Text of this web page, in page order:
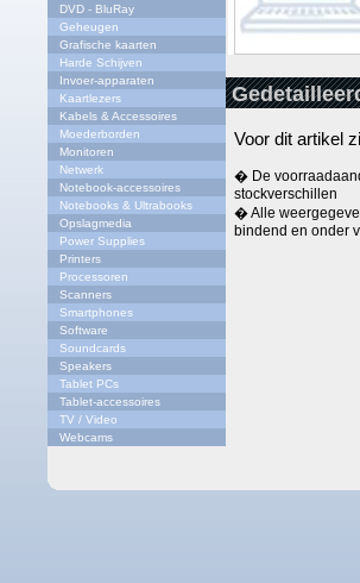
DVD - BluRay
Geheugen
Grafische kaarten
Harde Schijven
Invoer-apparaten
Kaartlezers
Kabels & Accessoires
Moederborden
Monitoren
Netwerk
Notebook-accessoires
Notebooks & Ultrabooks
Opslagmedia
Power Supplies
Printers
Processoren
Scanners
Smartphones
Software
Soundcards
Speakers
Tablet PCs
Tablet-accessoires
TV / Video
Webcams
Voor dit artikel
� De
stockverschillen
� Alle
bindend en onder